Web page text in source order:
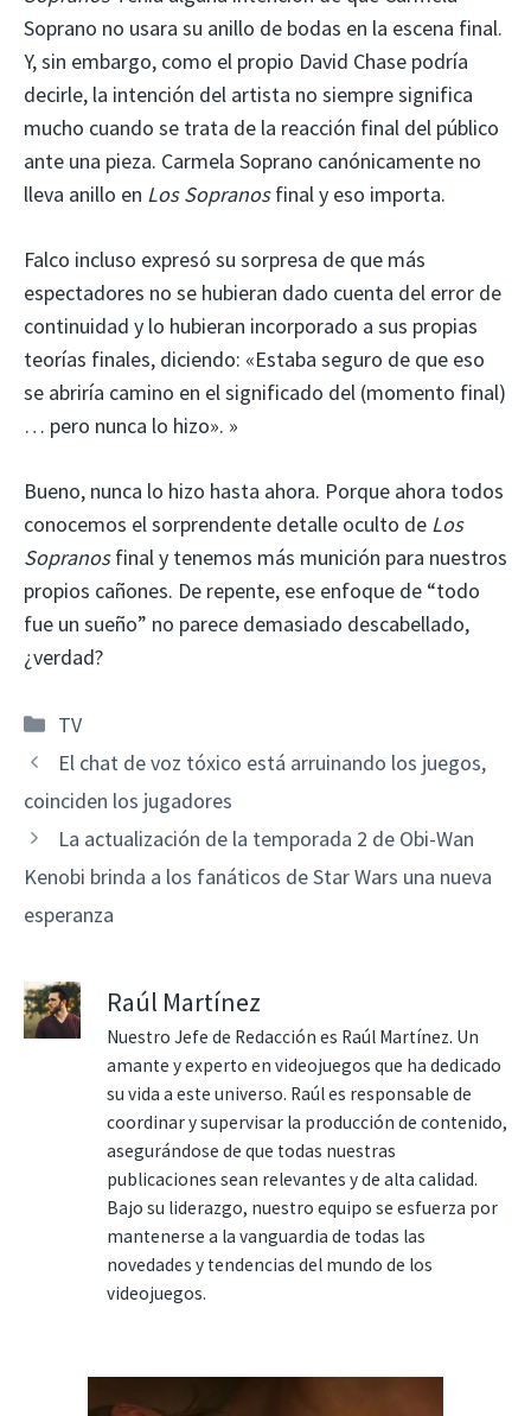
Soprano no usara su anillo de bodas en la escena final.
Y, sin embargo, como el propio David Chase podría
decirle, la intención del artista no siempre significa
mucho cuando se trata de la reacción final del público
ante una pieza. Carmela Soprano canónicamente no
lleva anillo en Los Sopranosfinal y eso importa.
Falco incluso expresó su sorpresa de que más
espectadores no se hubieran dado cuenta del error de
continuidad y lo hubieran incorporado a sus propias
teorías finales, diciendo: «Estaba seguro de que eso
se abriría camino en el significado del (momento final)
… pero nunca lo hizo». »
Bueno, nunca lo hizo hasta ahora. Porque ahora todos
conocemos el sorprendente detalle oculto de Los
Sopranosfinal y tenemos más munición para nuestros
propios cañones. De repente, ese enfoque de “todo
fue un sueño” no parece demasiado descabellado,
¿verdad?
Categorías
TV
El chat de voz tóxico está arruinando los juegos,
coinciden los jugadores
La actualización de la temporada 2 de Obi-Wan
Kenobi brinda a los fanáticos de Star Wars una nueva
esperanza
Raúl Martínez
Nuestro Jefe de Redacción es Raúl Martínez. Un
amante y experto en videojuegos que ha dedicado
su vida a este universo. Raúl es responsable de
coordinar y supervisar la producción de contenido,
asegurándose de que todas nuestras
publicaciones sean relevantes y de alta calidad.
Bajo su liderazgo, nuestro equipo se esfuerza por
mantenerse a la vanguardia de todas las
novedades y tendencias del mundo de los
videojuegos.